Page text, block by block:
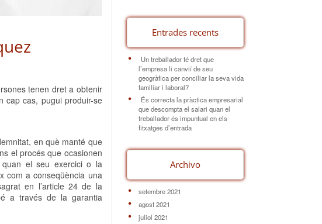
tenen dret a obtenir
cap cas, pugui produir-se
en què manté que
el procés que ocasionen
quan el seu exercici o la
com a conseqüència una
en l’article 24 de la
a través de la garantia
Entrades recents
Un treballador té dret que
l’empresa li canviï de seu
geogràfica per conciliar la seva vida
familiar i laboral?
És correcta la pràctica empresarial
que descompta el salari quan el
treballador és impuntual en els
fitxatges d’entrada
Archivo
setembre 2021
agost 2021
juliol 2021